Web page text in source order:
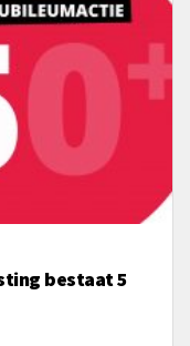
bestaat 5